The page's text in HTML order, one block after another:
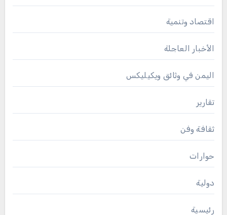
اقتصاد وتنمية
الأخبار العاجلة
اليمن في وثائق ويكيليكس
تقارير
ثقافة وفن
حوارات
دولية
رئيسية